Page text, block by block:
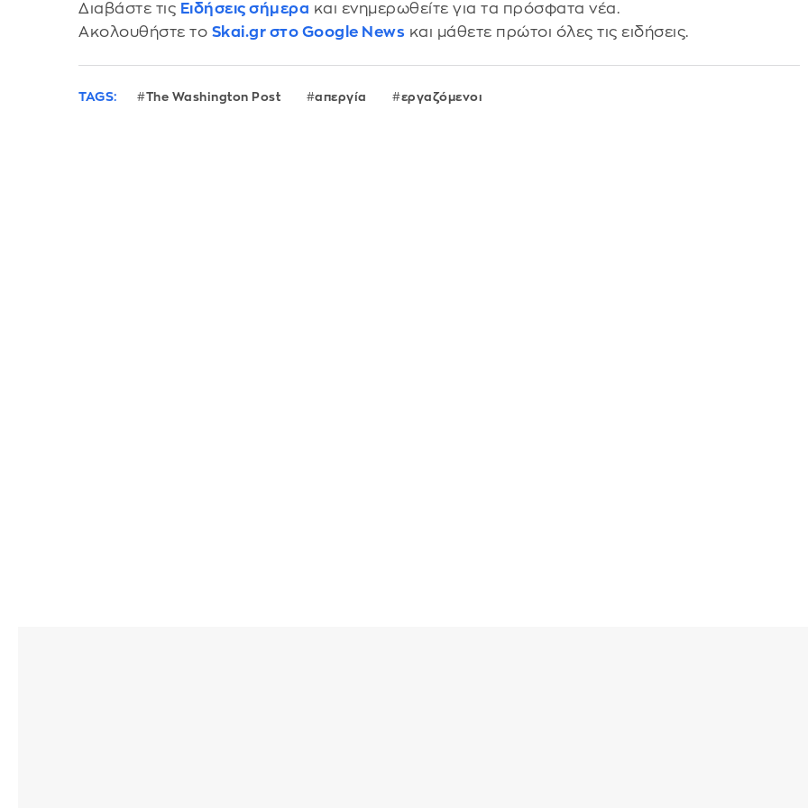
Διαβάστε τις Ειδήσεις σήμερα και ενημερωθείτε για τα πρόσφατα νέα.
Ακολουθήστε το Skai.gr στο Google News και μάθετε πρώτοι όλες τις ειδήσεις.
TAGS: The Washington Post απεργία εργαζόμενοι